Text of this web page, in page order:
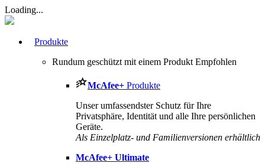
Loading...
Produkte
Rundum geschützt mit einem Produkt Empfohlen
McAfee+ Produkte
Unser umfassendster Schutz für Ihre
Privatsphäre, Identität und alle Ihre persönlichen
Geräte.
Als Einzelplatz- und Familienversionen erhältlich
McAfee+ Ultimate